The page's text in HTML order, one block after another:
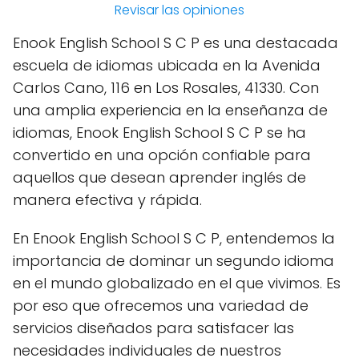
Revisar las opiniones
Enook English School S C P es una destacada
escuela de idiomas ubicada en la Avenida
Carlos Cano, 116 en Los Rosales, 41330. Con
una amplia experiencia en la enseñanza de
idiomas, Enook English School S C P se ha
convertido en una opción confiable para
aquellos que desean aprender inglés de
manera efectiva y rápida.
En Enook English School S C P, entendemos la
importancia de dominar un segundo idioma
en el mundo globalizado en el que vivimos. Es
por eso que ofrecemos una variedad de
servicios diseñados para satisfacer las
necesidades individuales de nuestros